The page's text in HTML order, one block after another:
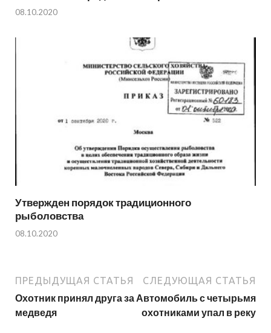
08.10.2020
Утвержден порядок традиционного
рыболовства
08.10.2020
ПРЕДЫДУЩАЯ СТАТЬЯ
Охотник принял друга за
медведя
СЛЕДУЮЩАЯ СТАТЬЯ
Автомобиль с четырьмя
охотниками упал в реку